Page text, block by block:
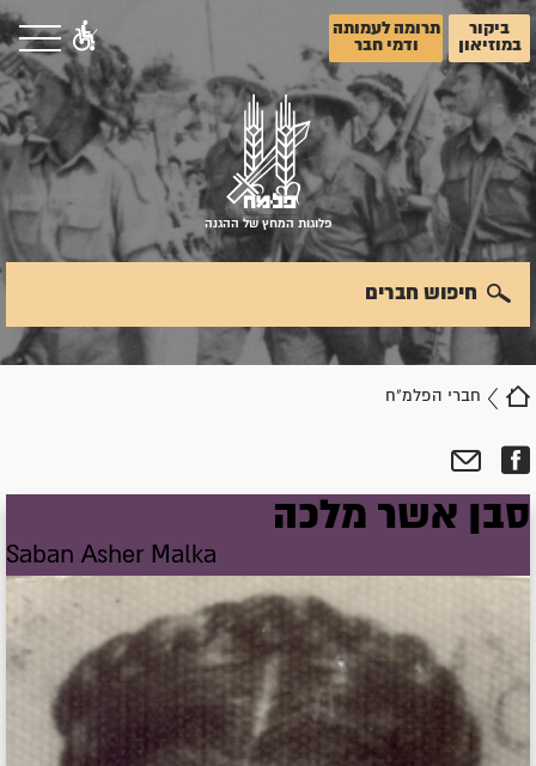
ביקור
במוזיאון
תרומה לעמותה
ודמי חבר
פלוגות המחץ של ההגנה
חברי הפלמ"ח
חיפוש חברים
סבן אשר מלכה
Saban Asher Malka